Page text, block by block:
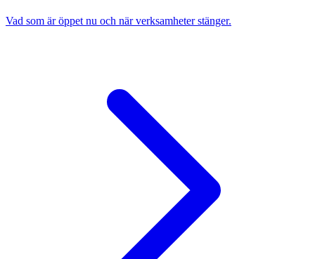
Vad som är öppet nu och när verksamheter stänger.